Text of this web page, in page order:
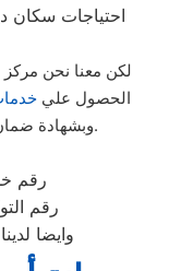
احتياجات سكان
لكن معنا نحن مركز
الحصول علي
وبشهادة.
رقم
رقم
وايضا لدينا